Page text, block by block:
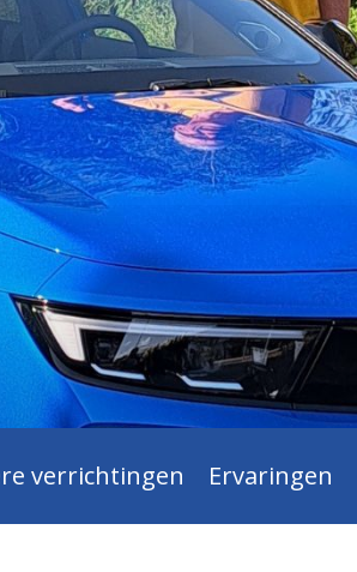
verrichtingen Ervaringen